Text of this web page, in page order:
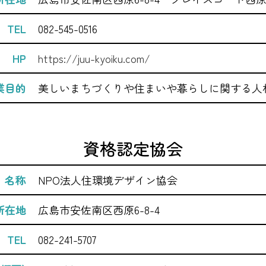
TEL
082-545-0516
HP
https://juu-kyoiku.com/
目的
美しいまちづくりや住まいや暮らしに関する人
資格認定協会
名称
NPO法人住環境デザイン協会
在地
広島市安佐南区西原6-8-4
TEL
082-241-5707